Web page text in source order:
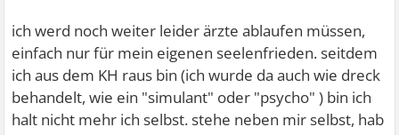
ich werd noch weiter leider ärzte ablaufen müssen,
einfach nur für mein eigenen seelenfrieden. seitdem
ich aus dem KH raus bin (ich wurde da auch wie dreck
behandelt, wie ein "simulant" oder "psycho" ) bin ich
halt nicht mehr ich selbst. stehe neben mir selbst, hab